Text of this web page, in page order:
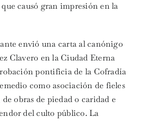
causó gran impresión en la
envió una carta al canónigo
Clavero en la Ciudad Eterna
pontificia de la Cofradía
como asociación de fieles
obras de piedad o caridad e
del culto público. La